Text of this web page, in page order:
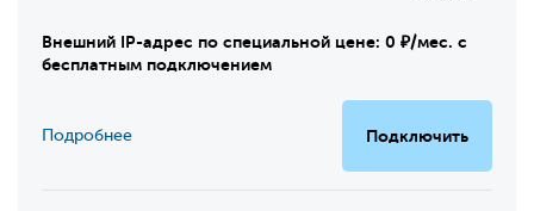
Внешний IP-адрес по специальной цене: 0 ₽/мес. с
бесплатным подключением
Подключить
Подробнее